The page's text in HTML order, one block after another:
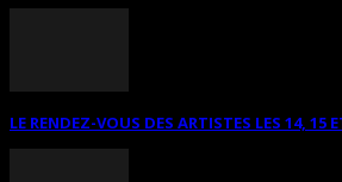
LE RENDEZ-VOUS DES ARTISTES LES 14, 15